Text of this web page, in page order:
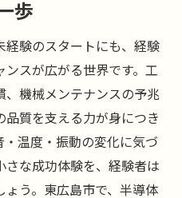
歩
経験のスタートにも、経験
スが広がる世界です。工
、機械メンテナンスの予兆
質を支える力が身につき
・温度・振動の変化に気づ
さな成功体験を、経験者は
う。東広島市で、半導体